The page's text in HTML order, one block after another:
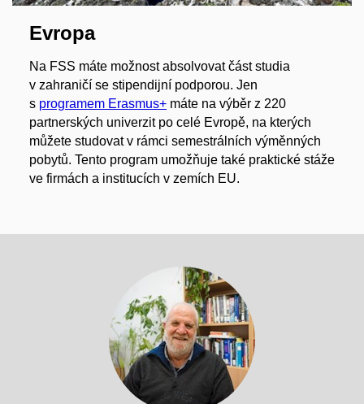
Evropa
Na FSS máte možnost absolvovat část studia
v zahraničí se stipendijní podporou. Jen
s programem Erasmus+ máte na výběr z 220
partnerských univerzit po celé Evropě, na kterých
můžete studovat v rámci semestrálních výměnných
pobytů. Tento program umožňuje také praktické stáže
ve firmách a institucích v zemích EU.